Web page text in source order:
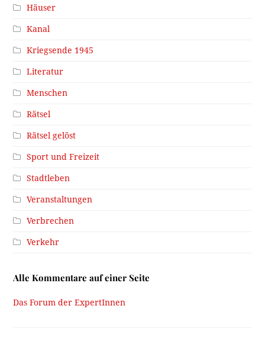
Häuser
Kanal
Kriegsende 1945
Literatur
Menschen
Rätsel
Rätsel gelöst
Sport und Freizeit
Stadtleben
Veranstaltungen
Verbrechen
Verkehr
Alle Kommentare auf einer Seite
Das Forum der ExpertInnen